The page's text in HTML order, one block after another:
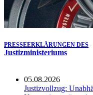
PRESSEERKLÄRUNGEN DES
Justizministeriums
05.08.2026
Justizvollzug: